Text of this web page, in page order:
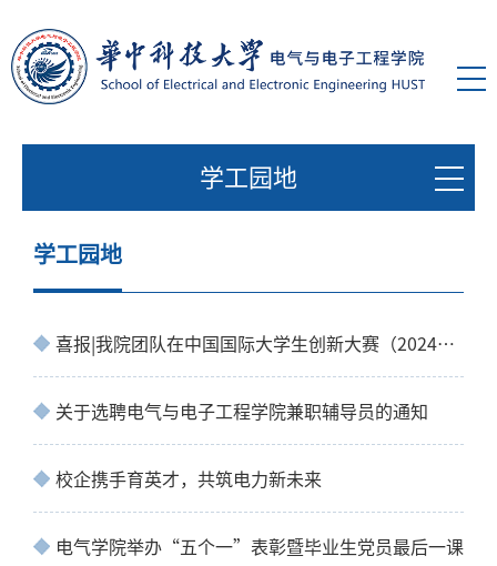
学工园地
学工园地
喜报|我院团队在中国国际大学生创新大赛（2024）湖北省复赛中斩获3金3银
关于选聘电气与电子工程学院兼职辅导员的通知
校企携手育英才，共筑电力新未来
电气学院举办“五个一”表彰暨毕业生党员最后一课